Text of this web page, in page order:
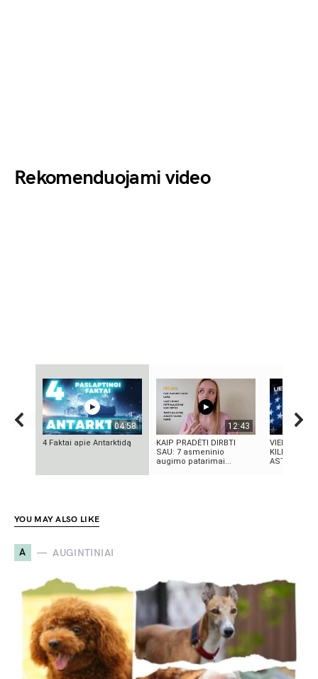
Rekomenduojami video
04:58
4 Faktai apie Antarktidą
12:43
KAIP PRADĖTI DIRBTI
SAU: 7 asmeninio
augimo patarimai...
VIENINTELIS
KILMĖS
YOU MAY ALSO LIKE
A AUGINTINIAI